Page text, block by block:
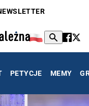
PETYCJE MEMY